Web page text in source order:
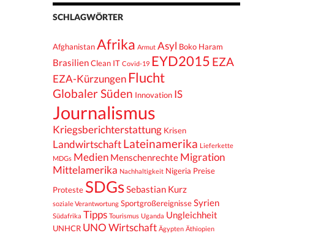
SCHLAGWÖRTER
AfghanistanAfrika Armut Asyl Boko Haram
BrasilienClean IT Covid-19 EYD2015 EZA
EZA-Kürzungen Flucht
Globaler Süden Innovation IS
Journalismus
Kriegsberichterstattung Krisen
Landwirtschaft Lateinamerika Lieferkette
MDGs Medien Menschenrechte Migration
Mittelamerika Nachhaltigkeit Nigeria Preise
Proteste SDGsSebastian Kurz
soziale Verantwortung SportgroßereignisseSyrien
Südafrika Tipps Tourismus Uganda Ungleichheit
UNHCR UNO Wirtschaft Ägypten Äthiopien